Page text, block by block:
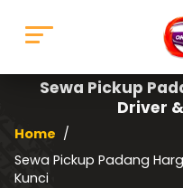
Sewa Pickup
Driver
Home /
Sewa Pickup Padang
Kunci